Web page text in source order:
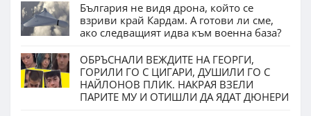
България не видя дрона, който се
взриви край Кардам. А готови ли сме,
ако следващият идва към военна база?
ОБРЪСНАЛИ ВЕЖДИТЕ НА ГЕОРГИ,
ГОРИЛИ ГО С ЦИГАРИ, ДУШИЛИ ГО С
НАЙЛОНОВ ПЛИК. НАКРАЯ ВЗЕЛИ
ПАРИТЕ МУ И ОТИШЛИ ДА ЯДАТ ДЮНЕРИ